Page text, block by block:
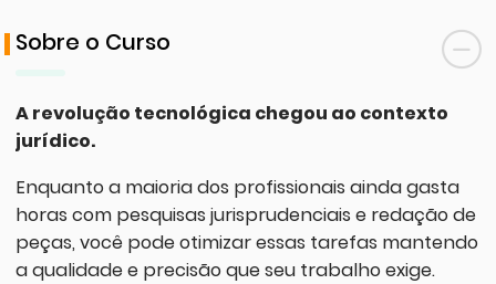
Sobre o Curso
A revolução tecnológica chegou ao contexto
jurídico.
Enquanto a maioria dos profissionais ainda gasta
horas com pesquisas jurisprudenciais e redação de
peças, você pode otimizar essas tarefas mantendo
a qualidade e precisão que seu trabalho exige.